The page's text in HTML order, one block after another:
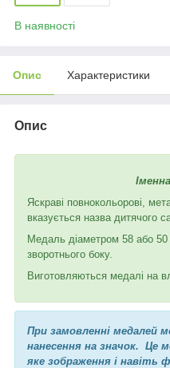
В наявності
Опис Характеристики
Опис
Яскраві повнокольорові,
вказується назва дитячого
Медаль діаметром 58 або
зворотнього боку.
Виготовляються медалі на
При замовленні медалей
нанесення на значок. Це
яке зображення і